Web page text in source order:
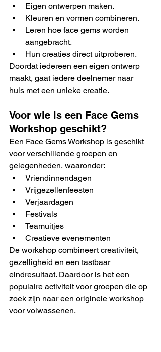
Eigen ontwerpen maken.
Kleuren en vormen combineren.
Leren hoe face gems worden
aangebracht.
Hun creaties direct uitproberen.
Doordat iedereen een eigen ontwerp
maakt, gaat iedere deelnemer naar
huis met een unieke creatie.
Voor wie is een Face Gems
Workshop geschikt?
Een Face Gems Workshop is geschikt
voor verschillende groepen en
gelegenheden, waaronder:
Vriendinnendagen
Vrijgezellenfeesten
Verjaardagen
Festivals
Teamuitjes
Creatieve evenementen
De workshop combineert creativiteit,
gezelligheid en een tastbaar
eindresultaat. Daardoor is het een
populaire activiteit voor groepen die op
zoek zijn naar een originele workshop
voor volwassenen.